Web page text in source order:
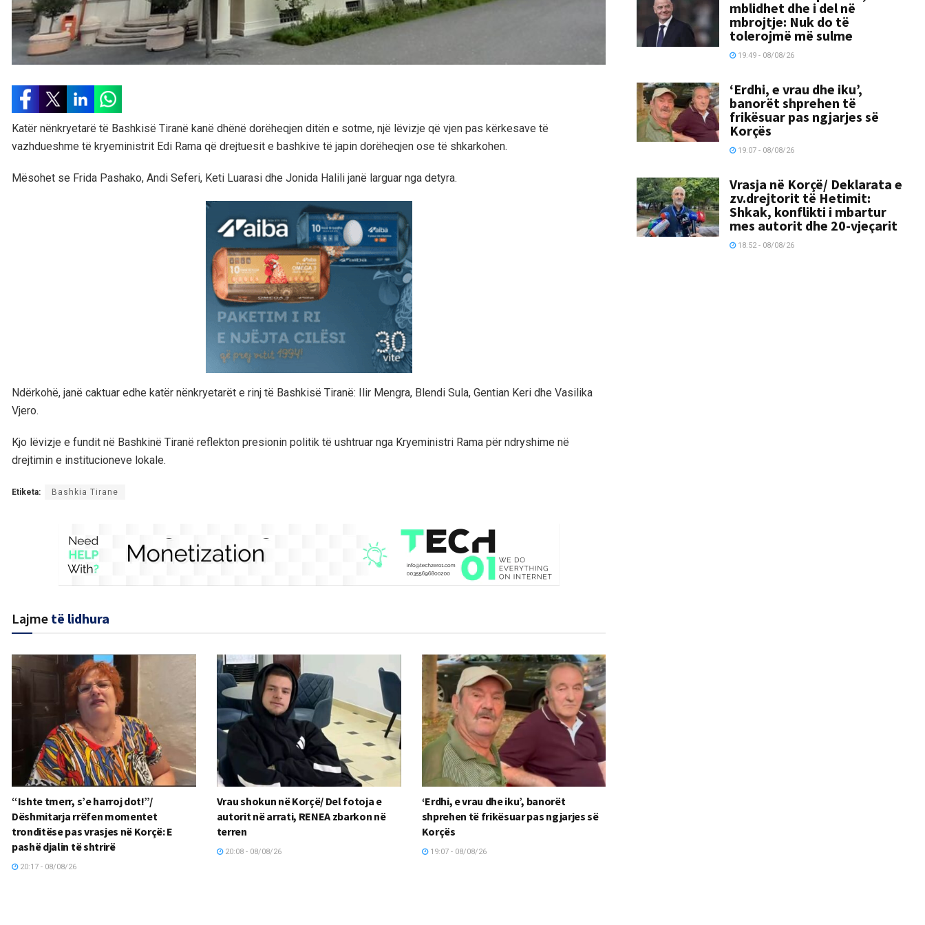
Katër nënkryetarë të Bashkisë Tiranë kanë dhënë dorëheqjen ditën e sotme, një lëvizje që vjen pas kërkesave të
vazhdueshme të kryeministrit Edi Rama që drejtuesit e bashkive të japin dorëheqjen ose të shkarkohen.
Mësohet se Frida Pashako, Andi Seferi, Keti Luarasi dhe Jonida Halili janë larguar nga detyra.
Ndërkohë, janë caktuar edhe katër nënkryetarët e rinj të Bashkisë Tiranë: Ilir Mengra, Blendi Sula, Gentian Keri dhe Vasilika
Vjero.
Kjo lëvizje e fundit në Bashkinë Tiranë reflekton presionin politik të ushtruar nga Kryeministri Rama për ndryshime në
drejtimin e institucioneve lokale.
Etiketa: Bashkia Tirane
Lajme të lidhura
“Ishte tmerr, s’e harroj dot!”/
Dëshmitarja rrëfen momentet
tronditëse pas vrasjes në Korçë: E
pashë djalin të shtrirë
20:17 - 08/08/26
Vrau shokun në Korçë/ Del fotoja e
autorit në arrati, RENEA zbarkon në
terren
20:08 - 08/08/26
‘Erdhi, e vrau dhe iku’, banorët
shprehen të frikësuar pas ngjarjes së
Korçës
19:07 - 08/08/26
mblidhet dhe i del në
mbrojtje: Nuk do të
tolerojmë më sulme
19:49 - 08/08/26
‘Erdhi, e vrau dhe iku’,
banorët shprehen të
frikësuar pas ngjarjes së
Korçës
19:07 - 08/08/26
Vrasja në Korçë/ Deklarata e
zv.drejtorit të Hetimit:
Shkak, konflikti i mbartur
mes autorit dhe 20-vjeçarit
18:52 - 08/08/26